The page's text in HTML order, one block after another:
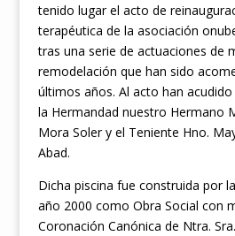
tenido lugar el acto de
terapéutica de la asociación
tras una serie de actuaciones de
remodelación que han sido
últimos años. Al acto han
la Hermandad nuestro Hermano
Mora Soler y el Teniente Hno.
Abad.
Dicha piscina fue construida por
año 2000 como Obra Social con
Coronación Canónica de Ntra.